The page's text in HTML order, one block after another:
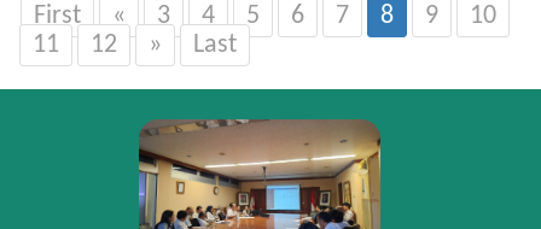
First « 3 4 5 6 7 8 9
10
11
12 » Last